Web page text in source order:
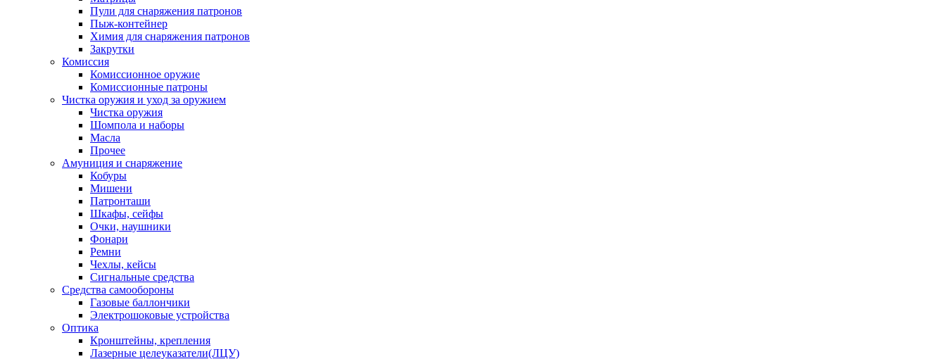
Пули для снаряжения патронов
Пыж-контейнер
Химия для снаряжения патронов
Закрутки
Комиссия
Комиссионное оружие
Комиссионные патроны
Чистка оружия и уход за оружием
Чистка оружия
Шомпола и наборы
Масла
Прочее
Амуниция и снаряжение
Кобуры
Мишени
Патронташи
Шкафы, сейфы
Очки, наушники
Фонари
Ремни
Чехлы, кейсы
Сигнальные средства
Средства самообороны
Газовые баллончики
Электрошоковые устройства
Оптика
Кронштейны, крепления
Лазерные целеуказатели(ЛЦУ)